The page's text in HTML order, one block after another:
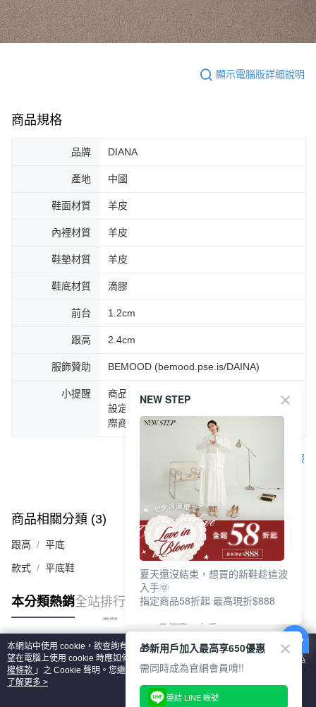
顯示電腦版詳細說明
商品規格
品牌 DIANA
產地 中國
鞋面材質 羊皮
內裡材質 羊皮
鞋墊材質 羊皮
鞋底材質 滴膠
前台 1.2cm
跟高 2.4cm
服飾贊助 BEMOOD (bemood.pse.is/DAINA)
小提醒
商品圖片顏色會因拍攝燈光環境或個人螢幕
設定不同，而造成部份色差現象，顏色以實
際商品為主。
客服
商品相關分類 (3) 查看全部
跟高 平底
款式 平底鞋
本分類熱銷全站排行
熱門標籤
本網站中使用 cookie，欲查詢有關本網站使用 cookie 方式之詳情，及若您不希
望在電腦上使用 cookie 時應如何變更電腦的 cookie 設定，請參閱本網站「
隱私
權條款 」之 Cookie 聲明。您繼續使用本網站即表示您同意本公司得按本網站使
用條款之 Cookie 聲明使用 cookie。
了解更多 >
NEW STEP
夏天還沒結束，想買的新鞋趁這波
入手🌞
指定商品58折起 最高現折$888
🎉 8月優惠一次看
①LINE購物最高10%回饋
②每周限定品現折200
③指定商品58折起 最高現折$888
上班鞋、休閒鞋、涼鞋一次逛齊
🎁新用戶加入最高享650優惠
需同時成為官網會員唷!!
連結 LINE 帳號